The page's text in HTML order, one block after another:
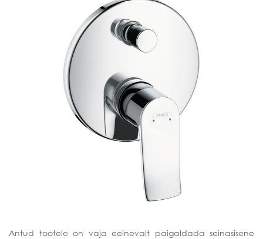
Antud tootele on vaja eelnevalt paigaldada seinasisene